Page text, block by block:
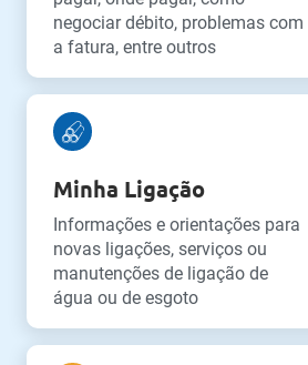
negociar débito, problemas com
a fatura, entre outros
Minha Ligação
Informações e orientações para
novas ligações, serviços ou
manutenções de ligação de
água ou de esgoto